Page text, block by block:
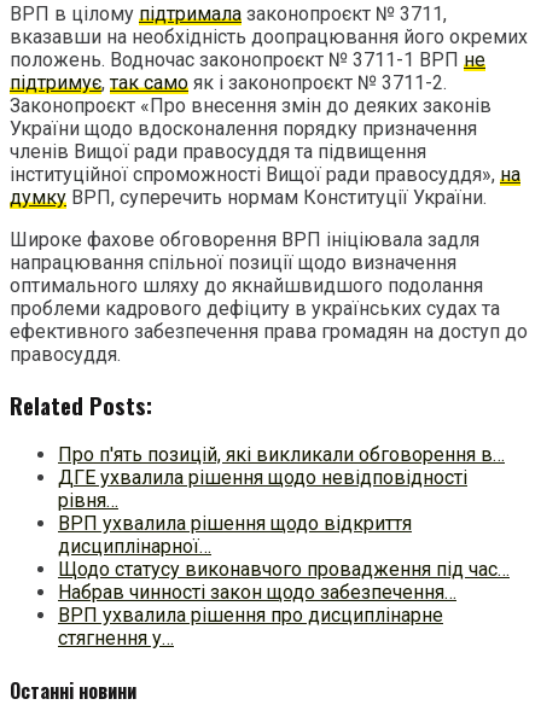
ВРП в цілому підтримала законопроєкт № 3711,
вказавши на необхідність доопрацювання його окремих
положень. Водночас законопроєкт № 3711-1 ВРП не
підтримує,так само як і законопроєкт № 3711-2.
Законопроєкт «Про внесення змін до деяких законів
України щодо вдосконалення порядку призначення
членів Вищої ради правосуддя та підвищення
інституційної спроможності Вищої ради правосуддя», на
думку ВРП, суперечить нормам Конституції України.
Широке фахове обговорення ВРП ініціювала задля
напрацювання спільної позиції щодо визначення
оптимального шляху до якнайшвидшого подолання
проблеми кадрового дефіциту в українських судах та
ефективного забезпечення права громадян на доступ до
правосуддя.
Related Posts:
Про п'ять позицій, які викликали обговорення в…
ДГЕ ухвалила рішення щодо невідповідності
рівня…
ВРП ухвалила рішення щодо відкриття
дисциплінарної…
Щодо статусу виконавчого провадження під час…
Набрав чинності закон щодо забезпечення…
ВРП ухвалила рішення про дисциплінарне
стягнення у…
Останні новини